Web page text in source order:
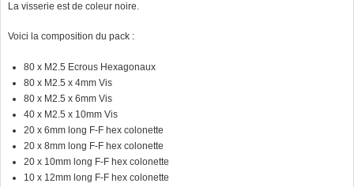
La visserie est de coleur noire.
Voici la composition du pack :
80 x M2.5 Ecrous Hexagonaux
80 x M2.5 x 4mm Vis
80 x M2.5 x 6mm Vis
40 x M2.5 x 10mm Vis
20 x 6mm long F-F hex colonette
20 x 8mm long F-F hexcolonette
20 x 10mm long F-F hexcolonette
10 x 12mm long F-F hexcolonette